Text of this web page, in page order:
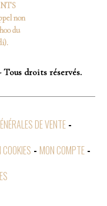
non
du
droits réservés.
DE VENTE
MON COMPTE